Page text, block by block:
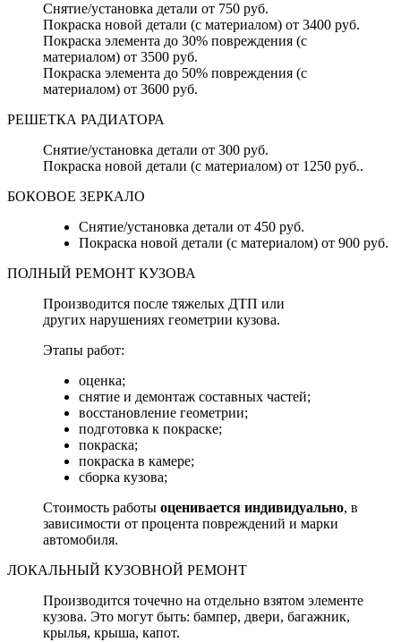
Снятие/установка детали от 750 руб.
Покраска новой детали (с материалом) от 3400 руб.
Покраска элемента до 30% повреждения (с
материалом) от 3500 руб.
Покраска элемента до 50% повреждения (с
материалом) от 3600 руб.
РЕШЕТКА РАДИАТОРА
Снятие/установка детали от 300 руб.
Покраска новой детали (с материалом) от 1250 руб..
БОКОВОЕ ЗЕРКАЛО
Снятие/установка детали от 450 руб.
Покраска новой детали (с материалом) от 900 руб.
ПОЛНЫЙ РЕМОНТ КУЗОВА
Производится после тяжелых ДТП или
других нарушениях геометрии кузова.
Этапы работ:
оценка;
снятие и демонтаж составных частей;
восстановление геометрии;
подготовка к покраске;
покраска;
покраска в камере;
сборка кузова;
Стоимость работы оценивается индивидуально, в
зависимости от процента повреждений и марки
автомобиля.
ЛОКАЛЬНЫЙ КУЗОВНОЙ РЕМОНТ
Производится точечно на отдельно взятом элементе
кузова. Это могут быть: бампер, двери, багажник,
крылья, крыша, капот.